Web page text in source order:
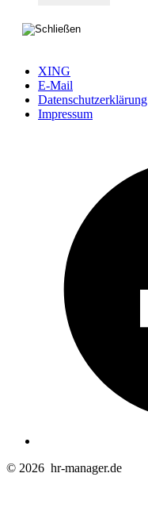
XING
E-Mail
Datenschutzerklärung
Impressum
© 2026 hr-manager.de